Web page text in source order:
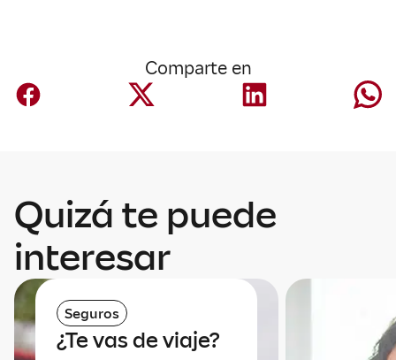
Comparte en
Quizá te puede
interesar
Seguros
¿Te vas de viaje?